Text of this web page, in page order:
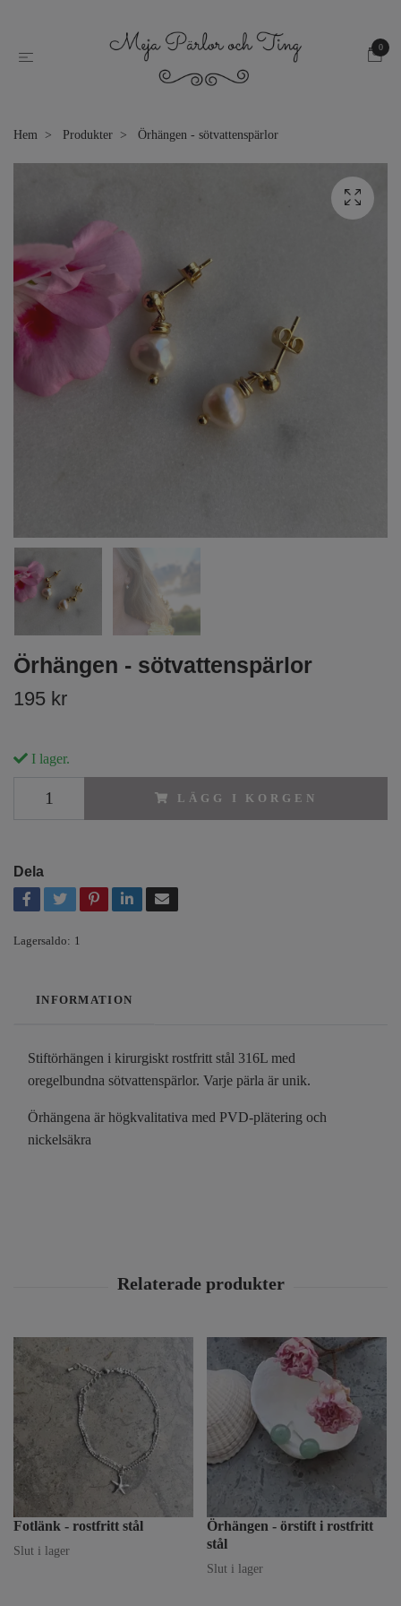
0
Hem Produkter Örhängen - sötvattenspärlor
Örhängen - sötvattenspärlor
195 kr
I lager.
LÄGG I KORGEN
Dela
Lagersaldo: 1
INFORMATION
Stiftörhängen i kirurgiskt rostfritt stål 316L med
oregelbundna sötvattenspärlor. Varje pärla är unik.
Örhängena är högkvalitativa med PVD-plätering och
nickelsäkra
Fotlänk - rostfritt stål
Slut i lager
Örhängen - örstift i rostfritt
stål
Slut i lager